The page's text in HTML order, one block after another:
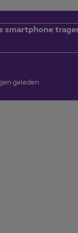
smartphone
geleden